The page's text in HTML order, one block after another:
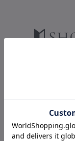
金引換からお選びい